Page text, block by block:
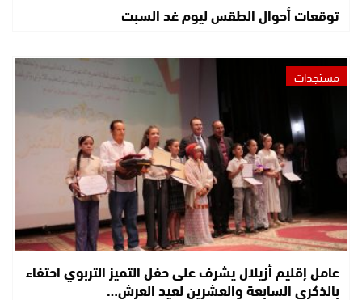
توقعات أحوال الطقس ليوم غد السبت
مستجدات
عامل إقليم أزيلال يشرف على حفل التميز التربوي احتفاء
بالذكرى السابعة والعشرين لعيد العرش…